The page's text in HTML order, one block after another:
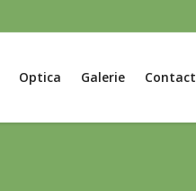
Optica Galerie Contact